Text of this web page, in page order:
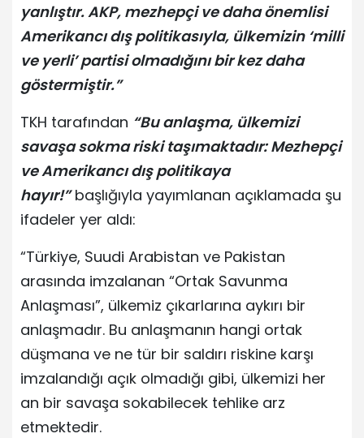
yanlıştır. AKP, mezhepçi ve daha önemlisi
Amerikancı dış politikasıyla, ülkemizin ‘milli
ve yerli’ partisi olmadığını bir kez daha
göstermiştir.”
TKH tarafından “Bu anlaşma, ülkemizi
savaşa sokma riski taşımaktadır: Mezhepçi
ve Amerikancı dış politikaya
hayır!”başlığıyla yayımlanan açıklamada şu
ifadeler yer aldı:
“Türkiye, Suudi Arabistan ve Pakistan
arasında imzalanan “Ortak Savunma
Anlaşması”, ülkemiz çıkarlarına aykırı bir
anlaşmadır. Bu anlaşmanın hangi ortak
düşmana ve ne tür bir saldırı riskine karşı
imzalandığı açık olmadığı gibi, ülkemizi her
an bir savaşa sokabilecek tehlike arz
etmektedir.